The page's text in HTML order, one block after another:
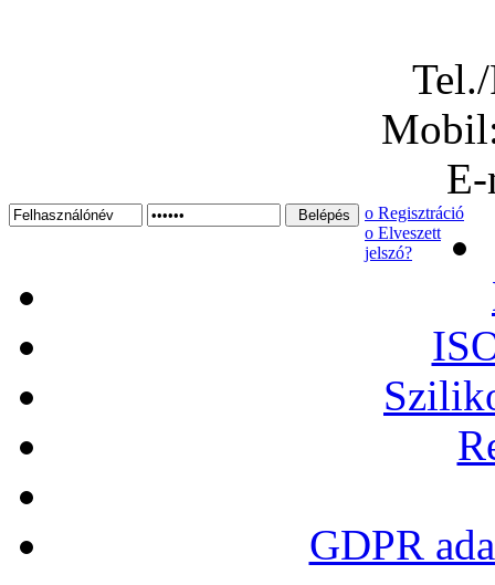
ο Regisztráció
ο Elveszett
jelszó?
GDPR